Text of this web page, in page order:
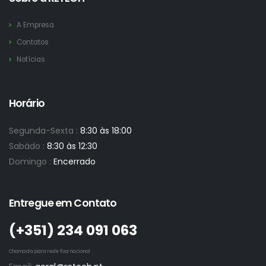
A Empresa
Contatos
Notícias
Horário
Segunda-Sexta : 8:30 às 18:00
Sabádo : 8:30 às 12:30
Domingo : Encerrado
Entregue em Contato
(+351)­ 234 091 063
Chamada para rede fixa nacional